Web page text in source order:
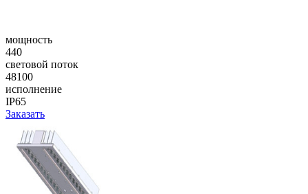
мощность
440
световой поток
48100
исполнение
IP65
Заказать